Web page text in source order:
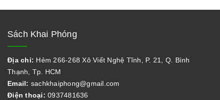
Sách Khai Phóng
Địa chỉ: Hẻm 266-268 Xô Viết Nghệ Tĩnh, P. 21, Q. Bình
Thạnh, Tp. HCM
Email: sachkhaiphong@gmail.com
Điện thoại: 0937481636